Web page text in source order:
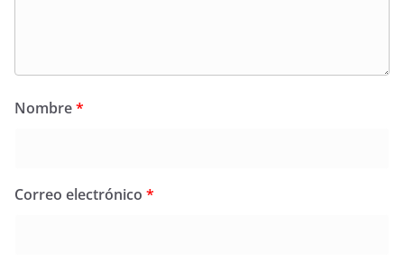
Nombre*
Correo electrónico *